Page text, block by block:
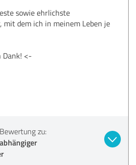
sowie ehrlichste
mit dem ich in meinem Leben je
Dank! <-
zu: